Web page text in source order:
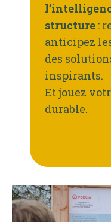
structure :
anticipez
des
inspirants.
Et jouez
durable.